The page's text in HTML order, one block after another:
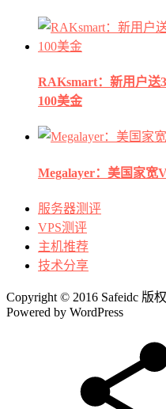
RAKsmart：新用户送
100美金
Megalayer：美国家宽
服务器测评
VPS测评
主机推荐
技术分享
Copyright © 2016 Safeidc 版
Powered by WordPress